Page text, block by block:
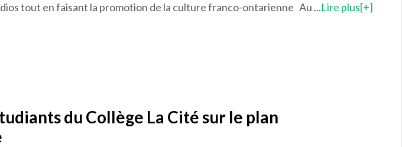
tout en faisant la promotion de la culture franco-ontarienne Au ...Lire plus[+]
du Collège La Cité sur le plan